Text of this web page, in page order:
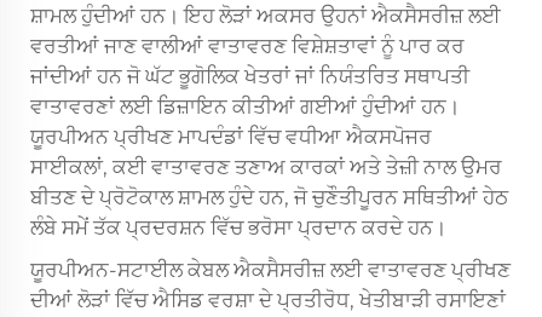
ਸ਼ਾਮਲ ਹੁੰਦੀਆਂ ਹਨ। ਇਹ ਲੋੜਾਂ ਅਕਸਰ ਉਹਨਾਂ ਐਕਸੈਸਰੀਜ਼ ਲਈ
ਵਰਤੀਆਂ ਜਾਣ ਵਾਲੀਆਂ ਵਾਤਾਵਰਣ ਵਿਸ਼ੇਸ਼ਤਾਵਾਂ ਨੂੰ ਪਾਰ ਕਰ
ਜਾਂਦੀਆਂ ਹਨ ਜੋ ਘੱਟ ਭੂਗੋਲਿਕ ਖੇਤਰਾਂ ਜਾਂ ਨਿਯੰਤਰਿਤ ਸਥਾਪਤੀ
ਵਾਤਾਵਰਣਾਂ ਲਈ ਡਿਜ਼ਾਇਨ ਕੀਤੀਆਂ ਗਈਆਂ ਹੁੰਦੀਆਂ ਹਨ।
ਯੂਰਪੀਅਨ ਪ੍ਰੀਖਣ ਮਾਪਦੰਡਾਂ ਵਿੱਚ ਵਧੀਆ ਐਕਸਪੋਜਰ
ਸਾਈਕਲਾਂ, ਕਈ ਵਾਤਾਵਰਣ ਤਣਾਅ ਕਾਰਕਾਂ ਅਤੇ ਤੇਜ਼ੀ ਨਾਲ ਉਮਰ
ਬੀਤਣ ਦੇ ਪ੍ਰੋਟੋਕਾਲ ਸ਼ਾਮਲ ਹੁੰਦੇ ਹਨ, ਜੋ ਚੁਣੌਤੀਪੂਰਨ ਸਥਿਤੀਆਂ ਹੇਠ
ਲੰਬੇ ਸਮੇਂ ਤੱਕ ਪ੍ਰਦਰਸ਼ਨ ਵਿੱਚ ਭਰੋਸਾ ਪ੍ਰਦਾਨ ਕਰਦੇ ਹਨ।
ਯੂਰਪੀਅਨ-ਸਟਾਈਲ ਕੇਬਲ ਐਕਸੈਸਰੀਜ਼ ਲਈ ਵਾਤਾਵਰਣ ਪ੍ਰੀਖਣ
ਦੀਆਂ ਲੋੜਾਂ ਵਿੱਚ ਐਸਿਡ ਵਰਸ਼ਾ ਦੇ ਪ੍ਰਤੀਰੋਧ, ਖੇਤੀਬਾੜੀ ਰਸਾਇਣਾਂ